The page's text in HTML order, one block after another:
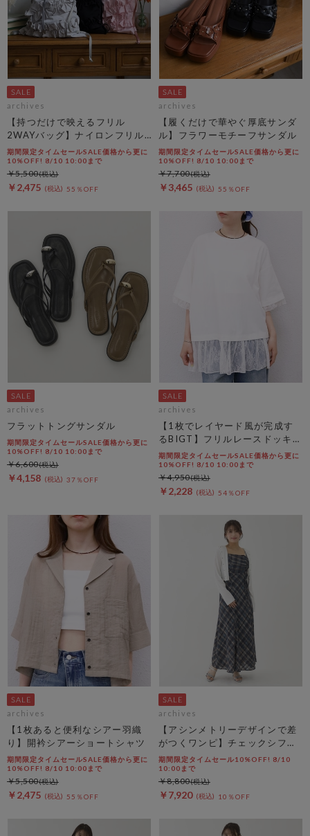
archives
【持つだけで映えるフリル
2WAYバッグ】ナイロンフリル
２ＷＡＹバッグ
期間限定タイムセールSALE価格から更に
10%OFF! 8/10 10:00まで
￥2,475 55％OFF
￥5,500
archives
【履くだけで華やぐ厚底サンダ
ル】フラワーモチーフサンダル
期間限定タイムセールSALE価格から更に
10%OFF! 8/10 10:00まで
￥3,465 55％OFF
￥7,700
archives
フラットトングサンダル
期間限定タイムセールSALE価格から更に
10%OFF! 8/10 10:00まで
￥4,158 37％OFF
￥6,600
archives
【1枚でレイヤード風が完成す
るBIGT】フリルレースドッキン
グＢＩＧＴＥＥ
期間限定タイムセールSALE価格から更に
10%OFF! 8/10 10:00まで
￥2,228 54％OFF
￥4,950
archives
【1枚あると便利なシアー羽織
り】開衿シアーショートシャツ
期間限定タイムセールSALE価格から更に
10%OFF! 8/10 10:00まで
￥2,475 55％OFF
￥5,500
archives
【アシンメトリーデザインで差
がつくワンピ】チェックシフォ
ンドロストキャミワンピース
期間限定タイムセール10%OFF! 8/10
10:00まで
￥7,920 10％OFF
￥8,800